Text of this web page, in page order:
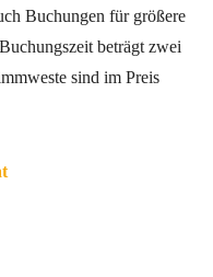
Buchungen für größere
beträgt zwei
sind im Preis